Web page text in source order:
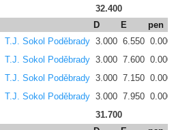
32.400
D E pen
T.J. Sokol Poděbrady 3.000 6.550 0.000
T.J. Sokol Poděbrady 3.000 7.600 0.000
T.J. Sokol Poděbrady 3.000 7.150 0.000
T.J. Sokol Poděbrady 3.000 7.950 0.000
31.700